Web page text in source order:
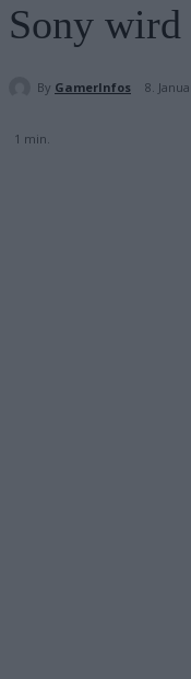
Sony
By GamerInfos 8.
1 min.